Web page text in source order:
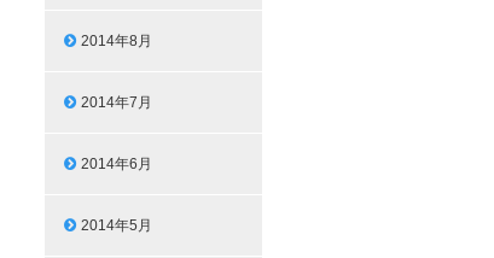
2014年8月
2014年7月
2014年6月
2014年5月